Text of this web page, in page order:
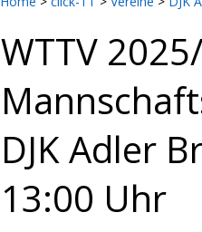
WTTV
DJK Adler
13:00 Uhr